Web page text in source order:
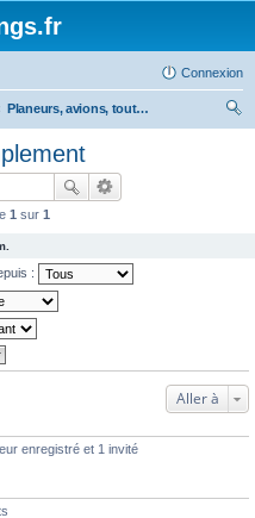
Connexion
Planeurs, avions, tout simplement
1 sur 1
:
Aller à
enregistré et 1 invité